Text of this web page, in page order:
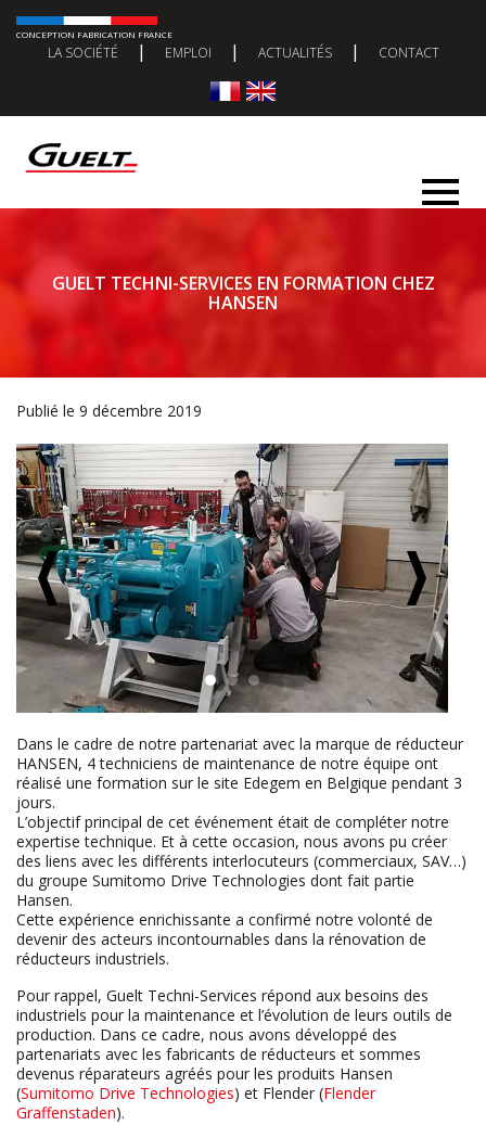
CONCEPTION FABRICATION FRANCE
LA SOCIÉTÉ | EMPLOI | ACTUALITÉS | CONTACT
GUELT TECHNI-SERVICES EN FORMATION CHEZ
HANSEN
Publié le 9 décembre 2019
Dans le cadre de notre partenariat avec la marque de réducteur
HANSEN, 4 techniciens de maintenance de notre équipe ont
réalisé une formation sur le site Edegem en Belgique pendant 3
jours.
L’objectif principal de cet événement était de compléter notre
expertise technique. Et à cette occasion, nous avons pu créer
des liens avec les différents interlocuteurs (commerciaux, SAV…)
du groupe Sumitomo Drive Technologies dont fait partie
Hansen.
Cette expérience enrichissante a confirmé notre volonté de
devenir des acteurs incontournables dans la rénovation de
réducteurs industriels.
Pour rappel, Guelt Techni-Services répond aux besoins des
industriels pour la maintenance et l’évolution de leurs outils de
production. Dans ce cadre, nous avons développé des
partenariats avec les fabricants de réducteurs et sommes
devenus réparateurs agréés pour les produits Hansen
(Sumitomo Drive Technologies) et Flender (Flender
Graffenstaden).